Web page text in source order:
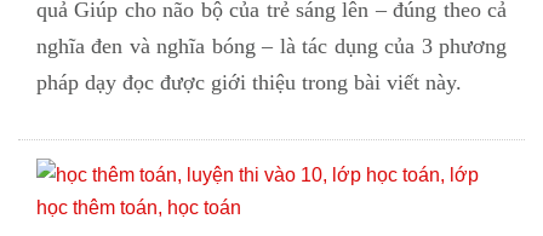
quả Giúp cho não bộ của trẻ sáng lên – đúng theo cả
nghĩa đen và nghĩa bóng – là tác dụng của 3 phương
pháp dạy đọc được giới thiệu trong bài viết này.